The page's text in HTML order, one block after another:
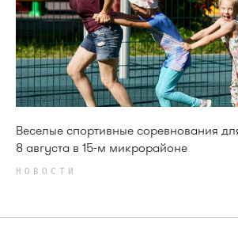
Веселые спортивные соревнования
8 августа в 15-м микрорайоне
НОВОСТИ